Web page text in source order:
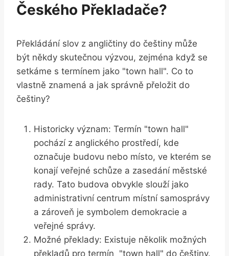
Českého Překladače?
Překládání slov ‍z angličtiny do‍ češtiny může
být někdy skutečnou ​výzvou, zejména když se
setkáme s termínem jako "town ⁤hall". Co to
vlastně znamená a jak ⁢správně přeložit‌ do⁤
češtiny?
Historicky význam: Termín "town hall"
pochází z anglického⁢ prostředí, kde
označuje budovu nebo místo, ve ⁤kterém se
konají‍ veřejné schůze a zasedání městské‌
rady. ⁣Tato budova obvykle slouží jako
administrativní centrum místní samosprávy‌
a ‌zároveň je ⁣symbolem demokracie ⁢a
veřejné správy.
Možné ⁢překlady: Existuje několik možných
překladů pro termín ‌ "town hall" do češtiny.